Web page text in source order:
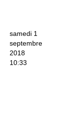
samedi 1
septembre
2018
10:33